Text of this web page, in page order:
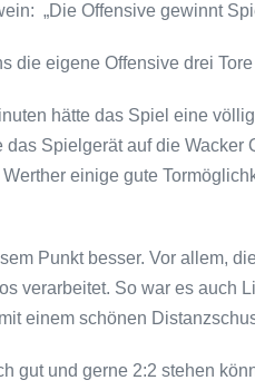
„Die Offensive gewinnt
die eigene Offensive drei
hätte das Spiel eine
das Spielgerät auf die
einige gute
Punkt besser. Vor allem,
verarbeitet. So war es auch
einem schönen
gut und gerne 2:2 stehen